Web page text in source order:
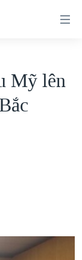
Mỹ lên